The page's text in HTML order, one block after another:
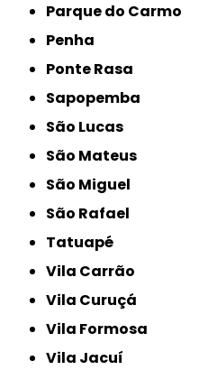
Parque do Carmo
Penha
Ponte Rasa
Sapopemba
São Lucas
São Mateus
São Miguel
São Rafael
Tatuapé
Vila Carrão
Vila Curuçá
Vila Formosa
Vila Jacuí